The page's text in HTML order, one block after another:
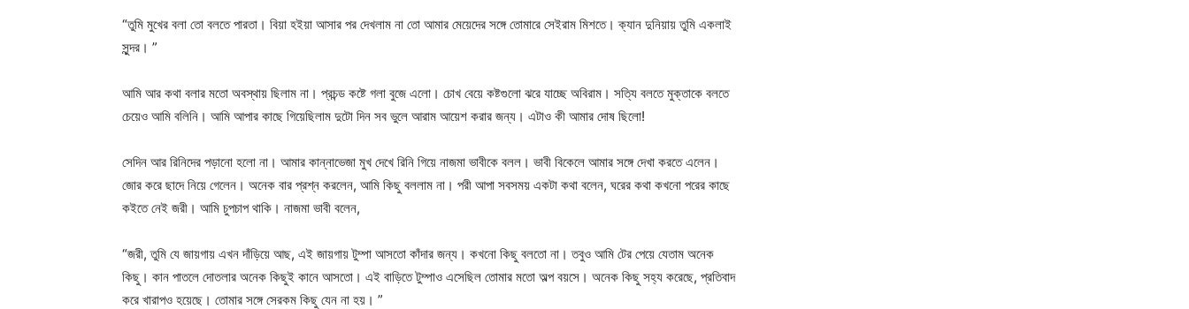
“তুমি মুখের বলা তো বলতে পারতা। বিয়া হইয়া আসার পর দেখলাম না তো আমার মেয়েদের সঙ্গে তোমারে সেইরাম মিশতে। ক্যান দুনিয়ায় তুমি একলাই
সুন্দর। ”
আমি আর কথা বলার মতো অবস্থায় ছিলাম না। প্রচন্ড কষ্টে গলা বুজে এলো। চোখ বেয়ে কষ্টগুলো ঝরে যাচ্ছে অবিরাম। সত্যি বলতে মুক্তাকে বলতে
চেয়েও আমি বলিনি। আমি আপার কাছে গিয়েছিলাম দুটো দিন সব ভুলে আরাম আয়েশ করার জন্য। এটাও কী আমার দোষ ছিলো!
সেদিন আর রিনিদের পড়ানো হলো না। আমার কান্নাভেজা মুখ দেখে রিনি গিয়ে নাজমা ভাবীকে বলল। ভাবী বিকেলে আমার সঙ্গে দেখা করতে এলেন।
জোর করে ছাদে নিয়ে গেলেন। অনেক বার প্রশ্ন করলেন, আমি কিছু বললাম না। পরী আপা সবসময় একটা কথা বলেন, ঘরের কথা কখনো পরের কাছে
কইতে নেই জরী। আমি চুপচাপ থাকি। নাজমা ভাবী বলেন,
“জরী, তুমি যে জায়গায় এখন দাঁড়িয়ে আছ, এই জায়গায় টুম্পা আসতো কাঁদার জন্য। কখনো কিছু বলতো না। তবুও আমি টের পেয়ে যেতাম অনেক
কিছু। কান পাতলে দোতলার অনেক কিছুই কানে আসতো। এই বাড়িতে টুম্পাও এসেছিল তোমার মতো অল্প বয়সে। অনেক কিছু সহ্য করেছে, প্রতিবাদ
করে খারাপও হয়েছে। তোমার সঙ্গে সেরকম কিছু যেন না হয়। ”